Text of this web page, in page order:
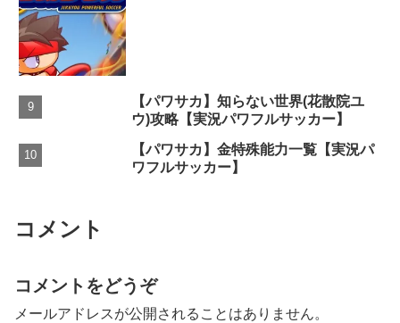
【パワサカ】知らない世界(花散院ユ
ウ)攻略【実況パワフルサッカー】
【パワサカ】金特殊能力一覧【実況パ
ワフルサッカー】
コメント
コメントをどうぞ
メールアドレスが公開されることはありません。